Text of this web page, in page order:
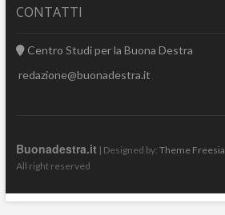
CONTATTI
Centro Studi per la Buona Destra
redazione@buonadestra.it
Buonadestra.it | Designed by: Theme Freesia
All right reserved